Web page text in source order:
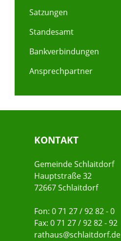
Satzungen
Standesamt
Bankverbindungen
Ansprechpartner
KONTAKT
Gemeinde Schlaitdorf
Hauptstraße 32
72667 Schlaitdorf
Fon: 0 71 27 / 92 82 - 0
Fax: 0 71 27 / 92 82 - 92
rathaus@schlaitdorf.de